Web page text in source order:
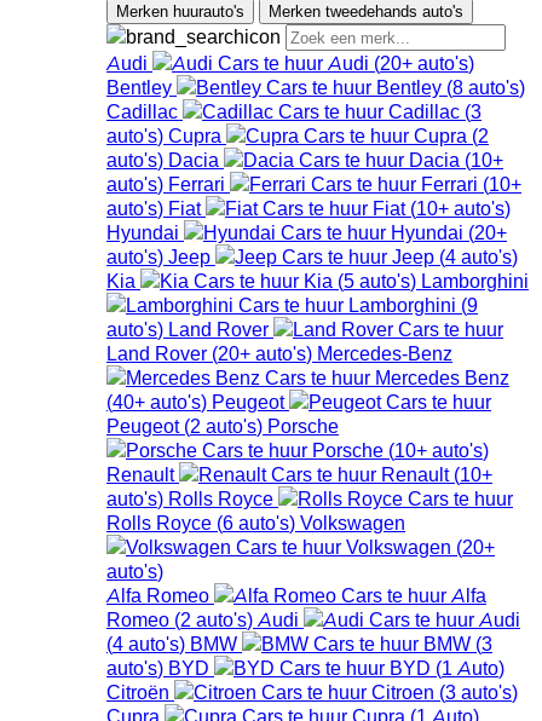
Merken huurauto's Merken tweedehands auto's
Audi Audi (20+ auto's)
Bentley
Bentley (8 auto's)
Cadillac
Cadillac (3
auto's) Cupra Cupra (2
auto's) Dacia Dacia (10+
auto's) Ferrari Ferrari (10+
auto's) Fiat Fiat (10+ auto's)
Hyundai
Hyundai (20+
auto's) Jeep Jeep (4 auto's)
Kia
Kia (5 auto's) Lamborghini
Lamborghini (9
auto's) Land Rover
Land Rover (20+ auto's) Mercedes-Benz
Mercedes Benz
(40+ auto's) Peugeot
Peugeot (2 auto's) Porsche
Porsche (10+ auto's)
Renault
Renault (10+
auto's) Rolls Royce
Rolls Royce (6 auto's) Volkswagen
Volkswagen (20+
auto's)
Alfa Romeo
Alfa
Romeo (2 auto's) Audi
Audi
(4 auto's) BMW BMW (3
auto's) BYD BYD (1Auto)
Citroën
Citroen (3 auto's)